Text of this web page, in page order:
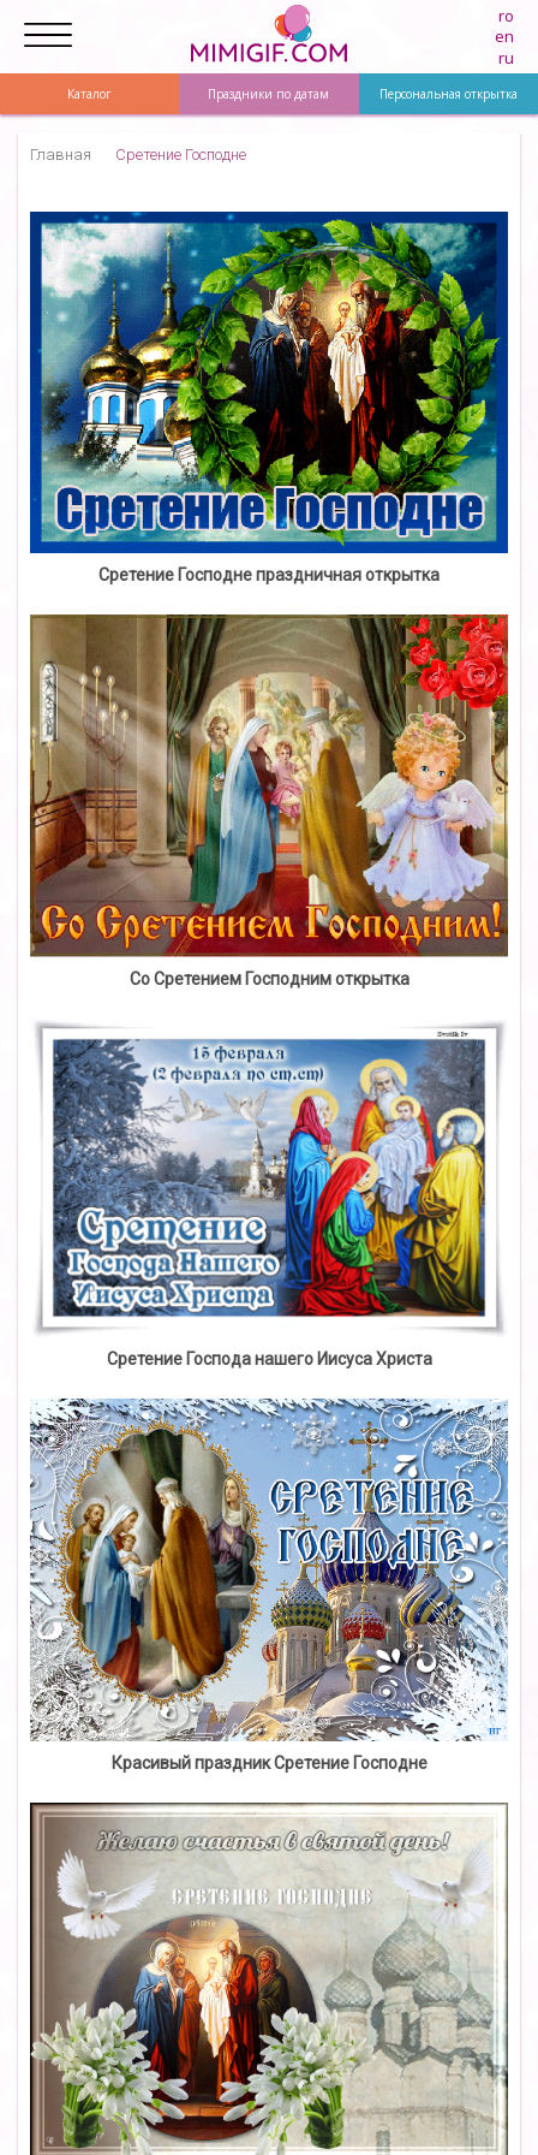
ru
ro
en
Каталог Праздники по датам Персональная открытка
Главная Сретение Господне
Сретение Господне праздничная открытка
Со Сретением Господним открытка
Сретение Господа нашего Иисуса Христа
Красивый праздник Сретение Господне